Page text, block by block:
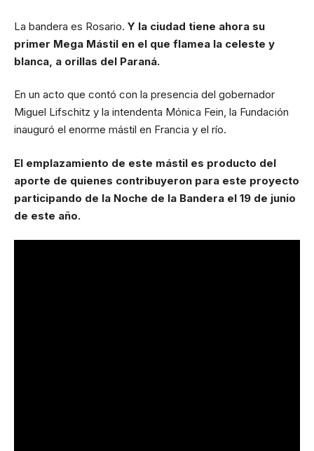
La bandera es Rosario. Y la ciudad tiene ahora su
primer Mega Mástil en el que flamea la celeste y
blanca, a orillas del Paraná.
En un acto que contó con la presencia del gobernador
Miguel Lifschitz y la intendenta Mónica Fein, la Fundación
inauguró el enorme mástil en Francia y el río.
El emplazamiento de este mástil es producto del
aporte de quienes contribuyeron para este proyecto
participando de la Noche de la Bandera el 19 de junio
de este año.